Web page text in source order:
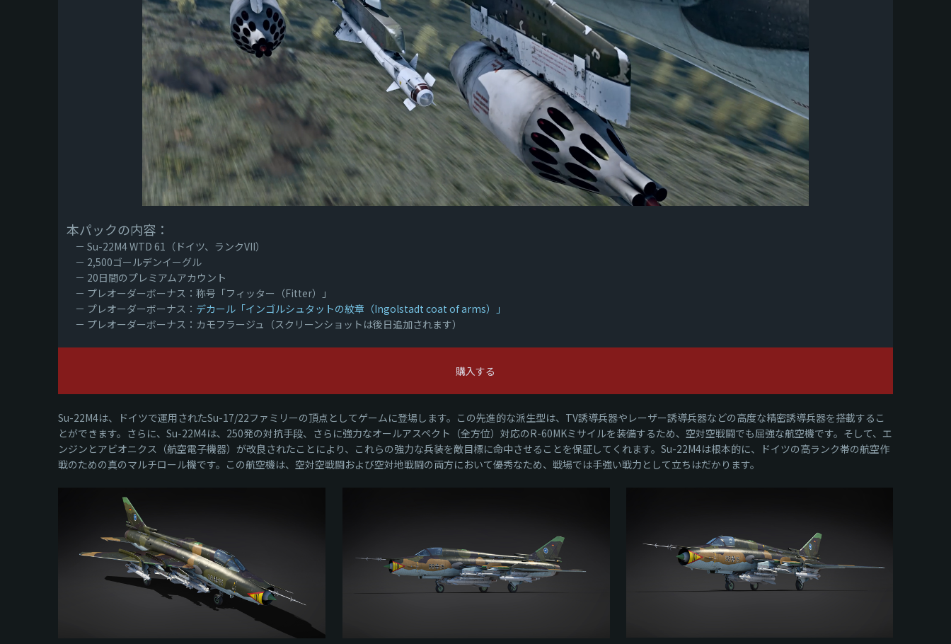
本パックの内容：
－ Su-22M4 WTD 61（ドイツ、ランクVII）
－ 2,500ゴールデンイーグル
－ 20日間のプレミアムアカウント
－ プレオーダーボーナス：称号「フィッター（Fitter）」
－ プレオーダーボーナス： デカール「インゴルシュタットの紋章（Ingolstadt coat of arms）」
－ プレオーダーボーナス：カモフラージュ（スクリーンショットは後日追加されます）
購入する
Su-22M4は、ドイツで運用されたSu-17/22ファミリーの頂点としてゲームに登場します。この先進的な派生型は、TV誘導兵器やレーザー誘導兵器などの高度な精密誘導兵器を搭載するこ
とができます。さらに、Su-22M4は、250発の対抗手段、さらに強力なオールアスペクト（全方位）対応のR-60MKミサイルを装備するため、空対空戦闘でも屈強な航空機です。そして、エ
ンジンとアビオニクス（航空電子機器）が改良されたことにより、これらの強力な兵装を敵目標に命中させることを保証してくれます。Su-22M4は根本的に、ドイツの高ランク帯の航空作
戦のための真のマルチロール機です。この航空機は、空対空戦闘および空対地戦闘の両方において優秀なため、戦場では手強い戦力として立ちはだかります。